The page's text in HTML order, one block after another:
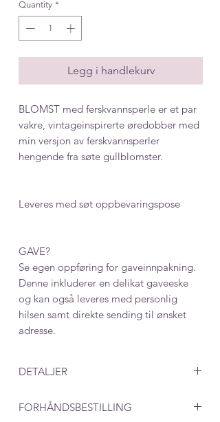
Quantity *
Legg i handlekurv
BLOMST med ferskvannsperle er et par
vakre, vintageinspirerte øredobber med
min versjon av ferskvannsperler
hengende fra søte gullblomster.
Leveres med søt oppbevaringspose
GAVE?
Se egen oppføring for gaveinnpakning.
Denne inkluderer en delikat gaveeske
og kan også leveres med personlig
hilsen samt direkte sending til ønsket
adresse.
DETALJER
FORHÅNDSBESTILLING